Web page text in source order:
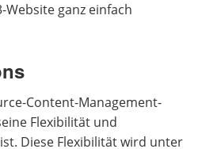
Website ganz einfach
Content-Management-
Flexibilität und
Diese Flexibilität wird unter